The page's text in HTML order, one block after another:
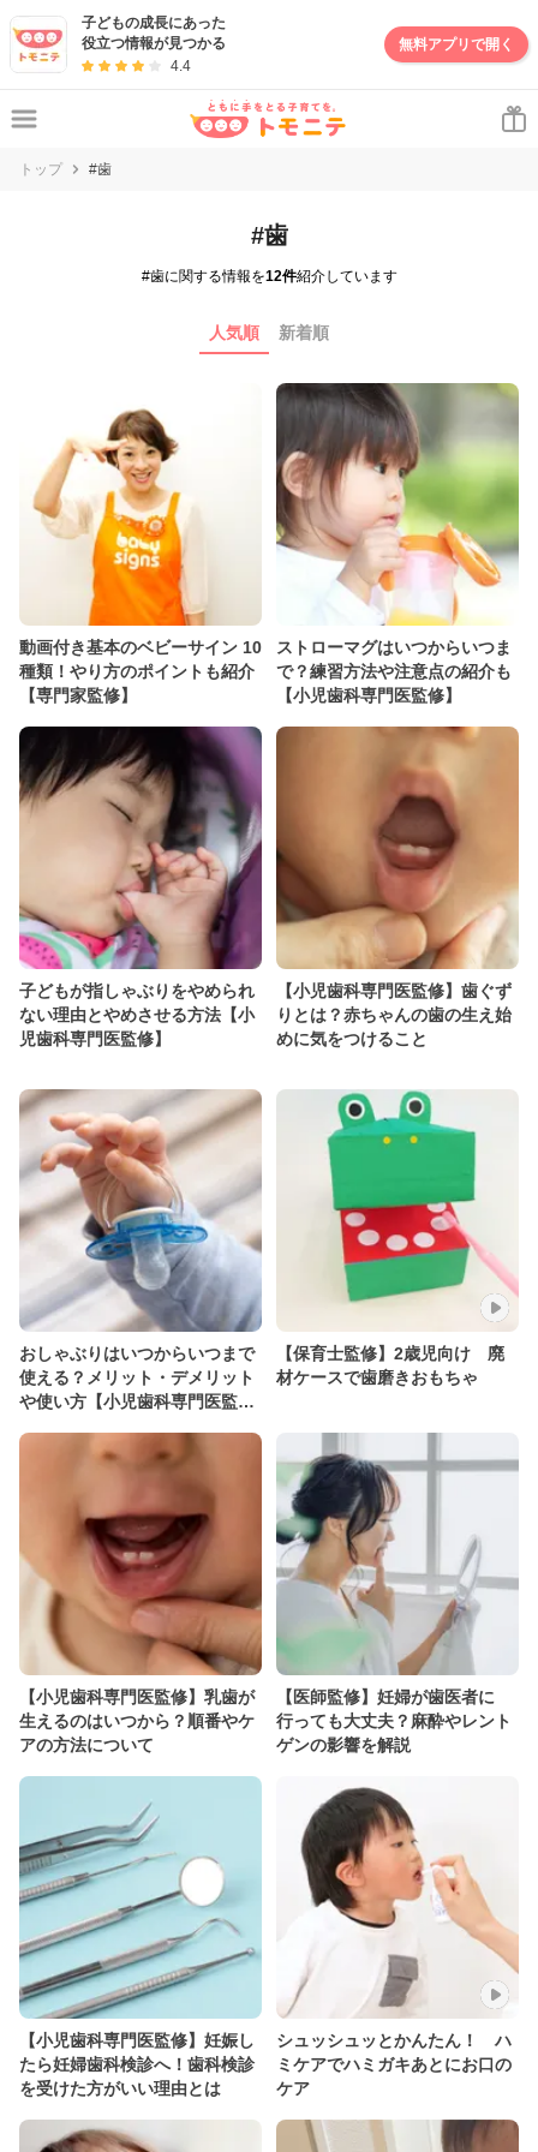
子どもの成長にあった
役立つ情報が見つかる
4.4
無料アプリで開く
トップ #歯
#歯
#歯に関する情報を12件紹介しています
人気順 新着順
動画付き基本のベビーサイン 10
種類！やり方のポイントも紹介
【専門家監修】
ストローマグはいつからいつま
で？練習方法や注意点の紹介も
【小児歯科専門医監修】
子どもが指しゃぶりをやめられ
ない理由とやめさせる方法【小
児歯科専門医監修】
【小児歯科専門医監修】歯ぐず
りとは？赤ちゃんの歯の生え始
めに気をつけること
おしゃぶりはいつからいつまで
使える？メリット・デメリット
や使い方【小児歯科専門医監
【保育士監修】2歳児向け 廃
材ケースで歯磨きおもちゃ
【小児歯科専門医監修】乳歯が
生えるのはいつから？順番やケ
アの方法について
【医師監修】妊婦が歯医者に
行っても大丈夫？麻酔やレント
ゲンの影響を解説
【小児歯科専門医監修】妊娠し
たら妊婦歯科検診へ！歯科検診
を受けた方がいい理由とは
シュッシュッとかんたん！ ハ
ミケアでハミガキあとにお口の
ケア